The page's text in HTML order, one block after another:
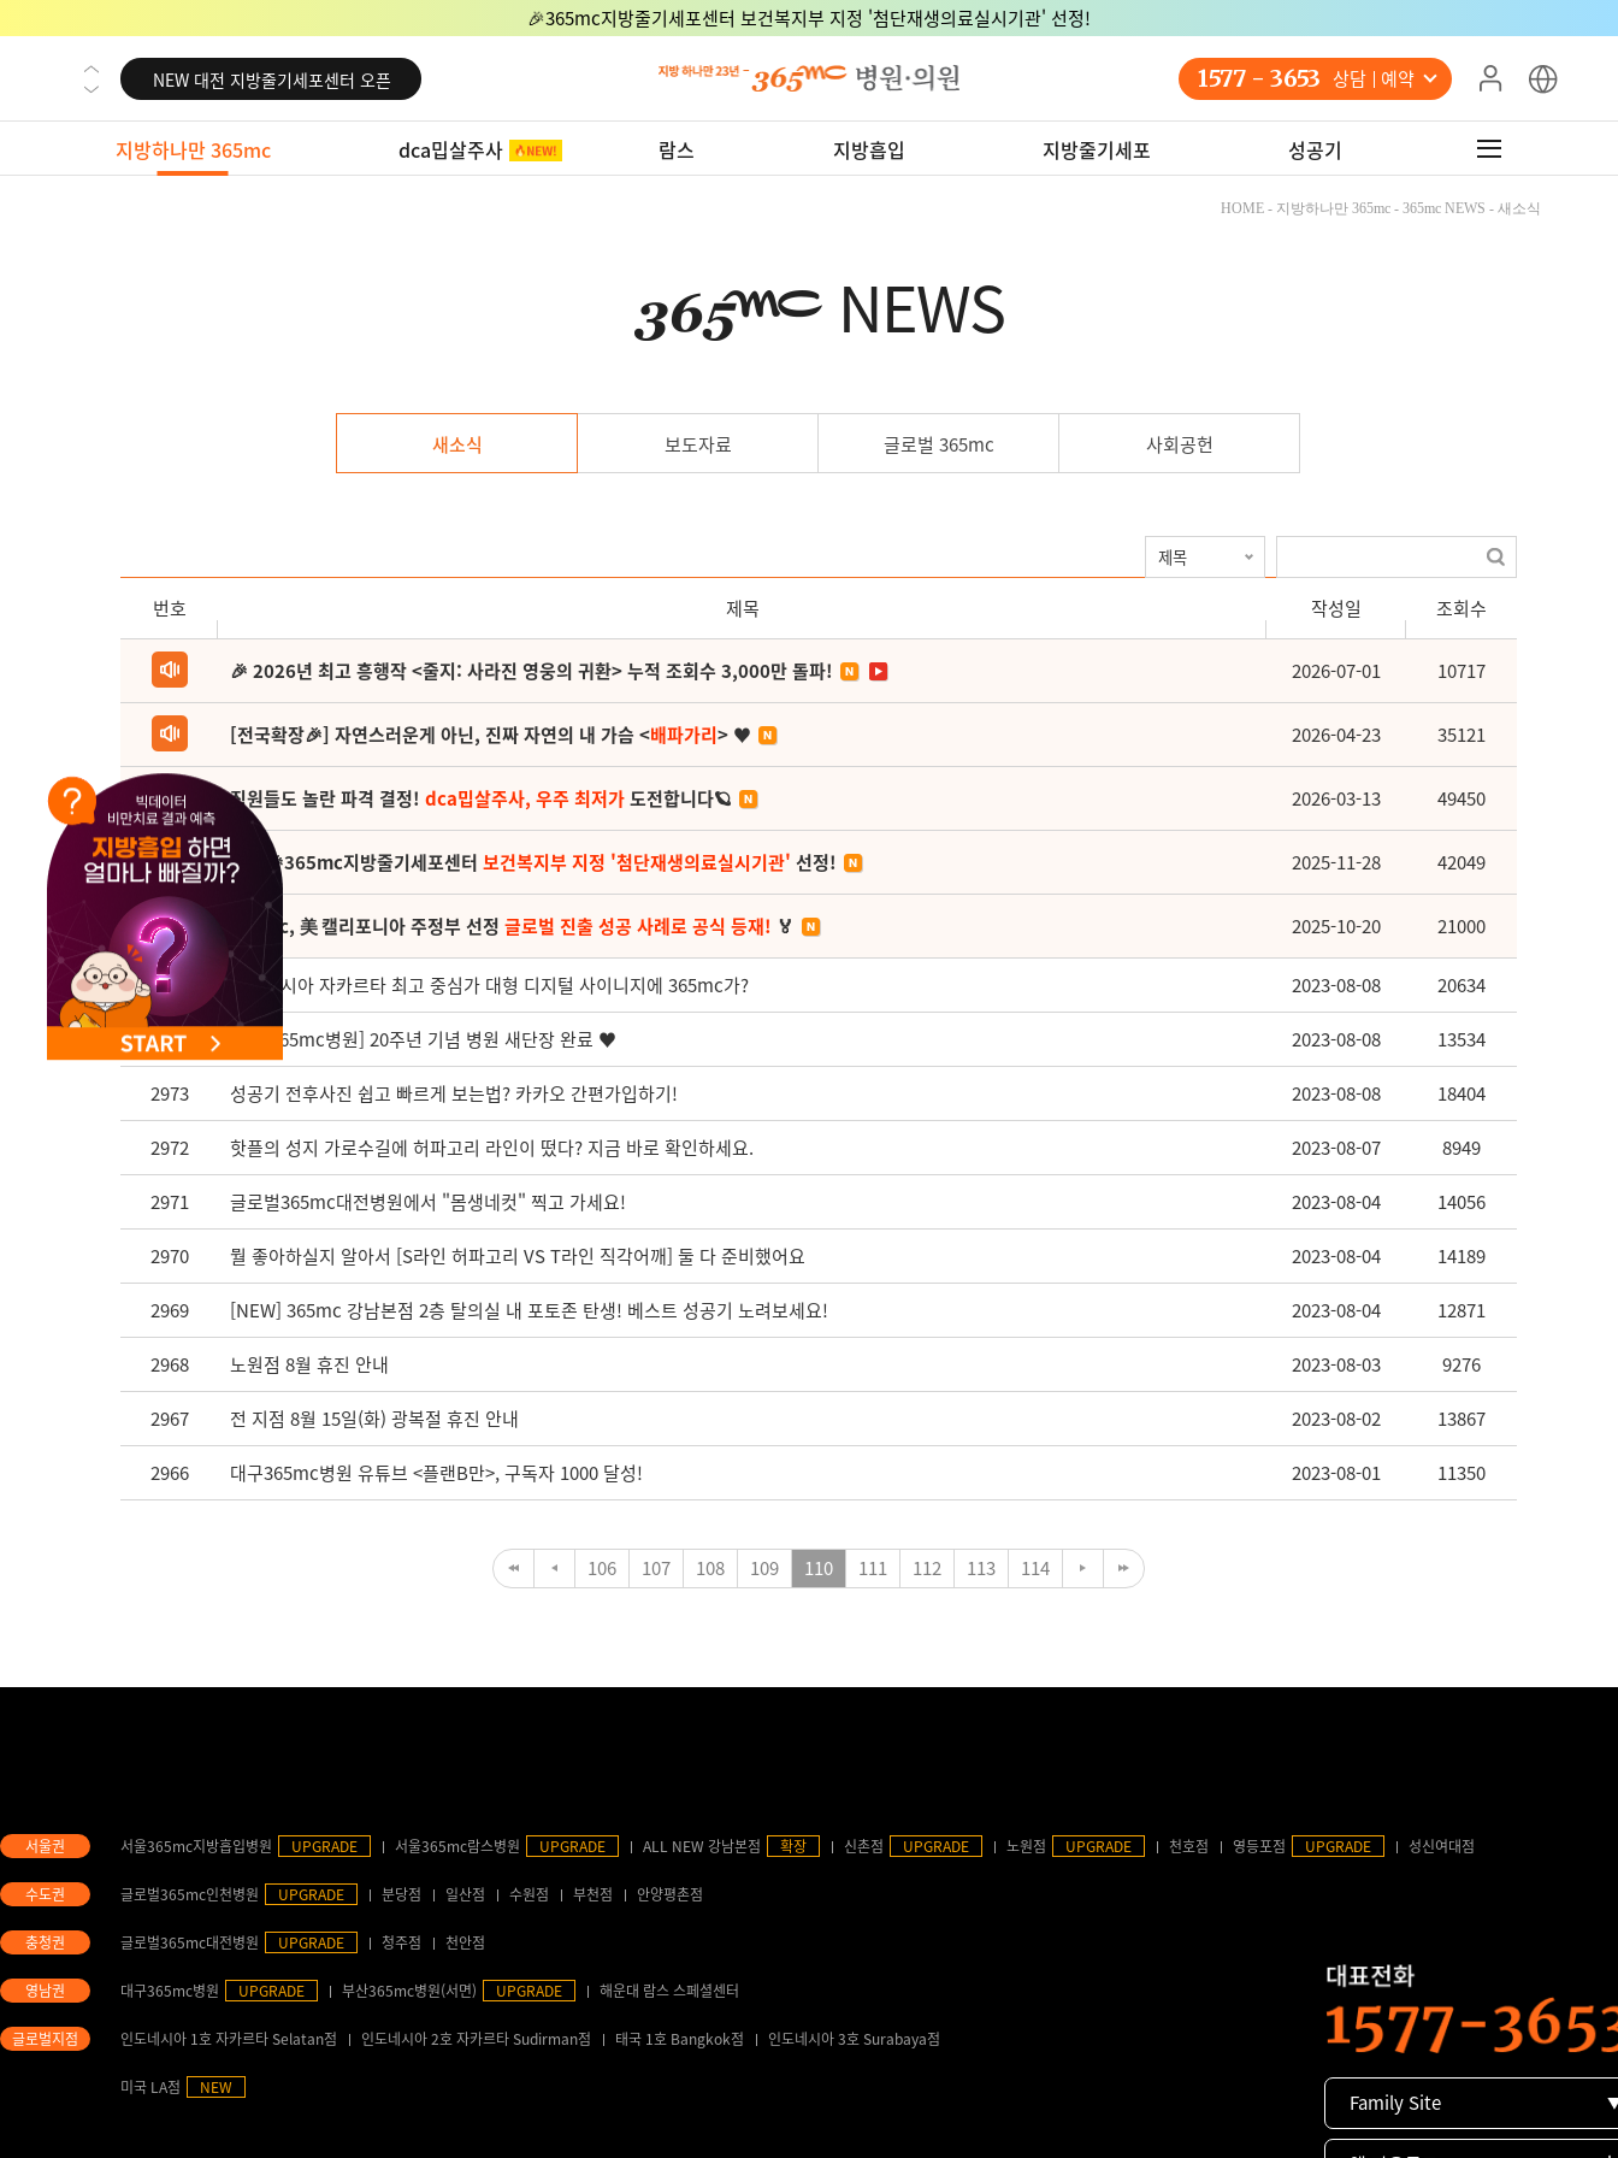
🎉365mc지방줄기세포센터 보건복지부 지정 '첨단재생의료실시기관' 선정!
NEW 교대 지방줄기세포센터 오픈
NEW 대전 지방줄기세포센터 오픈
NEW 노원 지방줄기세포센터 오픈
NEW 미국 LA점 오픈
NEW 미국 LA점 오픈
1577 - 3653 상담 예약
지방하나만 365mc dca밉살주사 람스 지방흡입 지방줄기세포 성공기
HOME - 지방하나만 365mc - 365mc NEWS - 새소식
NEWS
새소식 보도자료 글로벌 365mc 사회공헌
번호 제목 작성일 조회수
🎉 2026년 최고 흥행작 <줄지: 사라진 영웅의 귀환> 누적 조회수 3,000만 돌파! 2026-07-01 10717
[전국확장🎉] 자연스러운게 아닌, 진짜 자연의 내 가슴 <배파가리> ♥ 2026-04-23 35121
직원들도 놀란 파격 결정! dca밉살주사, 우주 최저가도전합니다🪐 2026-03-13 49450
(축) 🎉365mc지방줄기세포센터 보건복지부 지정 '첨단재생의료실시기관' 선정! 2025-11-28 42049
365mc, 美 캘리포니아 주정부 선정 글로벌 진출 성공 사례로 공식 등재! 🏅 2025-10-20 21000
2975 인도네시아 자카르타 최고 중심가 대형 디지털 사이니지에 365mc가? 2023-08-08 20634
2974 [서울365mc병원] 20주년 기념 병원 새단장 완료 ♥ 2023-08-08 13534
2973 성공기 전후사진 쉽고 빠르게 보는법? 카카오 간편가입하기! 2023-08-08 18404
2972 핫플의 성지 가로수길에 허파고리 라인이 떴다? 지금 바로 확인하세요. 2023-08-07 8949
2971 글로벌365mc대전병원에서 "몸생네컷" 찍고 가세요! 2023-08-04 14056
2970 뭘 좋아하실지 알아서 [S라인 허파고리 VS T라인 직각어깨] 둘 다 준비했어요 2023-08-04 14189
2969 [NEW] 365mc 강남본점 2층 탈의실 내 포토존 탄생! 베스트 성공기 노려보세요! 2023-08-04 12871
2968 노원점 8월 휴진 안내 2023-08-03 9276
2967 전 지점 8월 15일(화) 광복절 휴진 안내 2023-08-02 13867
2966 대구365mc병원 유튜브 <플랜B만>, 구독자 1000 달성! 2023-08-01 11350
106 107 108 109 110 111 112 113 114
서울365mc지방흡입병원 UPGRADE 서울365mc람스병원 UPGRADE ALL NEW 강남본점 확장 신촌점 UPGRADE 노원점 UPGRADE 천호점 영등포점 UPGRADE 성신여대점
글로벌365mc인천병원 UPGRADE 분당점 일산점 수원점 부천점 안양평촌점
글로벌365mc대전병원 UPGRADE 청주점 천안점
대구365mc병원 UPGRADE 부산365mc병원(서면) UPGRADE 해운대 람스 스페셜센터
인도네시아 1호 자카르타 Selatan점 인도네시아 2호 자카르타 Sudirman점 태국 1호 Bangkok점 인도네시아 3호 Surabaya점
미국 LA점 NEW
Family Site